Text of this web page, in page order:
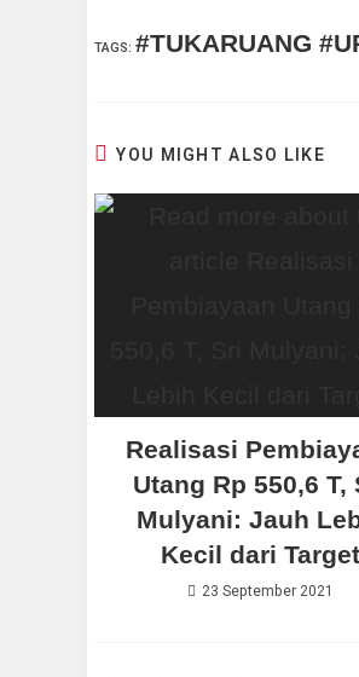
TAGS: #TUKARUANG
YOU MIGHT ALSO LIKE
Realisasi
Utang Rp 550,6 T,
Mulyani: Jauh
Kecil dari Target
23 September 2021